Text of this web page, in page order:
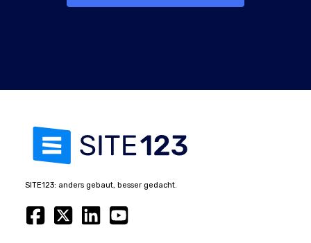
SITE123: anders gebaut, besser gedacht.